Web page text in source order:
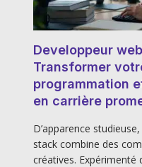
Developpeur
Transformer
programmation
en carrière
D’apparence
stack combine des
créatives. Expérimenté